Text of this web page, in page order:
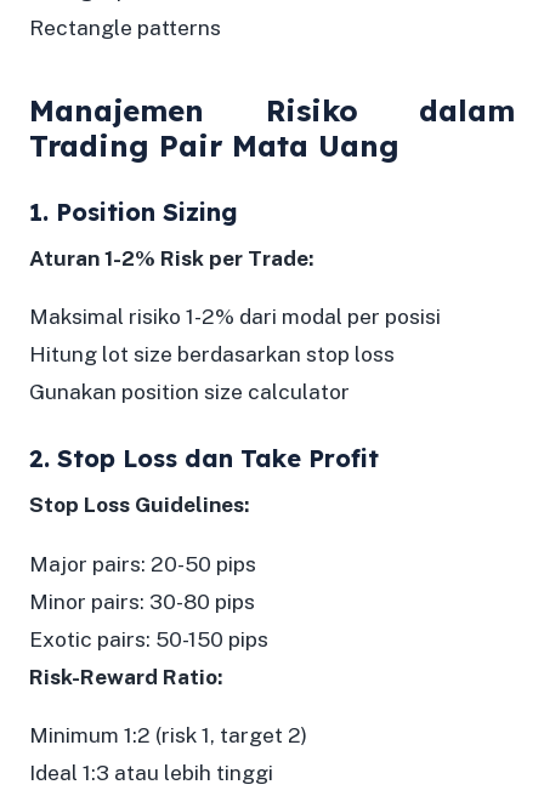
Rectangle patterns
Manajemen Risiko dalam
Trading Pair Mata Uang
1. Position Sizing
Aturan 1-2% Risk per Trade:
Maksimal risiko 1-2% dari modal per posisi
Hitung lot size berdasarkan stop loss
Gunakan position size calculator
2. Stop Loss dan Take Profit
Stop Loss Guidelines:
Major pairs: 20-50 pips
Minor pairs: 30-80 pips
Exotic pairs: 50-150 pips
Risk-Reward Ratio:
Minimum 1:2 (risk 1, target 2)
Ideal 1:3 atau lebih tinggi